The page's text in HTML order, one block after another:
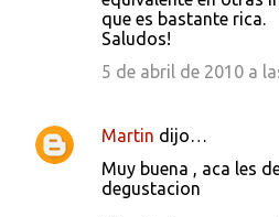
que es bastante rica.
Saludos!
5 de abril de 2010 a
Martin dijo…
Muy buena , aca les
degustacion